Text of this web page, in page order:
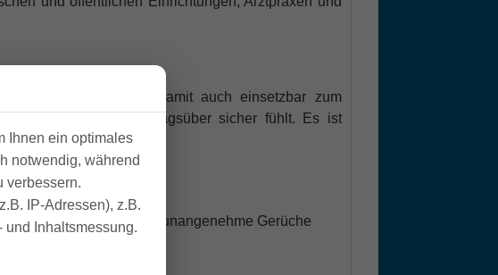
getestet und damit auch einsetzbar zum
damit man sich auch tagsüber sicher fühlt. Es ist
und für ca. 48 Stunden unangenehme Gerüche
Ihnen ein optimales
notwendig, während
verbessern.
IP-Adressen), z.B.
und Inhaltsmessung.